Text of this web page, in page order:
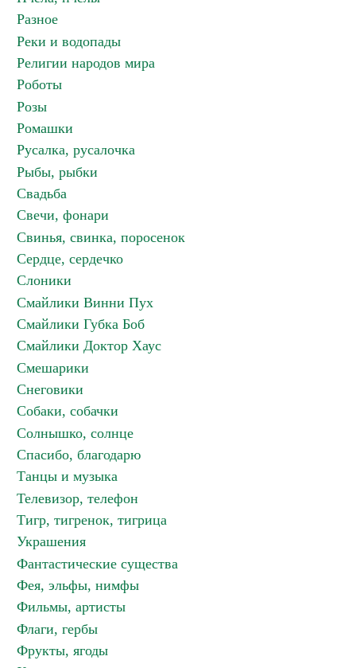
Разное
Реки и водопады
Религии народов мира
Роботы
Розы
Ромашки
Русалка, русалочка
Рыбы, рыбки
Свадьба
Свечи, фонари
Свинья, свинка, поросенок
Сердце, сердечко
Слоники
Смайлики Винни Пух
Смайлики Губка Боб
Смайлики Доктор Хаус
Смешарики
Снеговики
Собаки, собачки
Солнышко, солнце
Спасибо, благодарю
Танцы и музыка
Телевизор, телефон
Тигр, тигренок, тигрица
Украшения
Фантастические существа
Фея, эльфы, нимфы
Фильмы, артисты
Флаги, гербы
Фрукты, ягоды